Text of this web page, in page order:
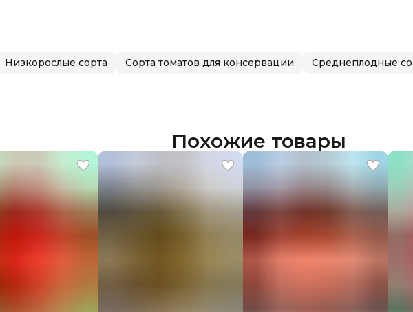
Низкорослые сорта Сорта томатов для консервации Среднеплодные
Похожие товары